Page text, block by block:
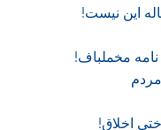
این نیست!
نامه مخملباف!
اخلاق!